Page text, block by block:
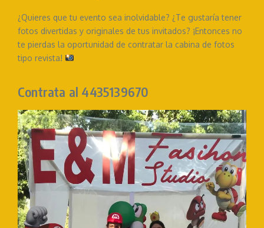
¿Quieres que tu evento sea inolvidable? ¿Te gustaría tener
fotos divertidas y originales de tus invitados? ¡Entonces no
te pierdas la oportunidad de contratar la cabina de fotos
tipo revista!
Contrata al 4435139670